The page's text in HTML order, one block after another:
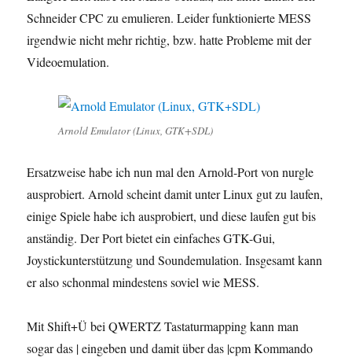
Schneider CPC zu emulieren. Leider funktionierte MESS
irgendwie nicht mehr richtig, bzw. hatte Probleme mit der
Videoemulation.
Arnold Emulator (Linux, GTK+SDL)
Ersatzweise habe ich nun mal den Arnold-Port von nurgle
ausprobiert. Arnold scheint damit unter Linux gut zu laufen,
einige Spiele habe ich ausprobiert, und diese laufen gut bis
anständig. Der Port bietet ein einfaches GTK-Gui,
Joystickunterstützung und Soundemulation. Insgesamt kann
er also schonmal mindestens soviel wie MESS.
Mit Shift+Ü bei QWERTZ Tastaturmapping kann man
sogar das | eingeben und damit über das |cpm Kommando